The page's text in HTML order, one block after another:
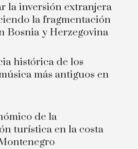
la inversión extranjera
la fragmentación
Bosnia y Herzegovina
histórica de los
más antiguos en
de la
turística en la costa